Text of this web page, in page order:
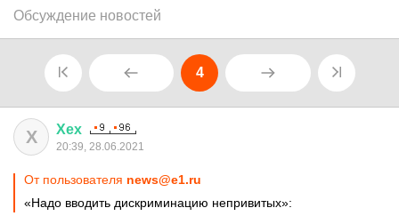
Обсуждение новостей
4
Х Хех
20:39, 28.06.2021
От пользователя news@e1.ru
«Надо вводить дискриминацию непривитых»: